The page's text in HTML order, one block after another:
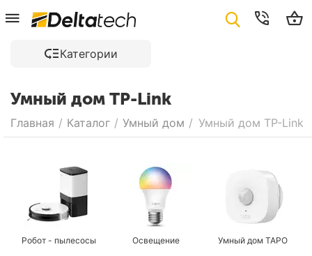
Категории
Умный дом TP-Link
Главная / Каталог / Умный дом / Умный дом TP-Link
Робот - пылесосы Освещение Умный дом TAPO